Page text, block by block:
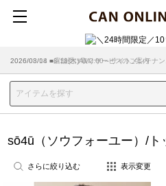
2026/08/04 ■8/13(木)AM2:00～サイトメンテナ
2026/03/18 ■店舗受け取りサービスのご案内
sō4ū（ソウフォーユー）/ト
さらに絞り込む 表示変更